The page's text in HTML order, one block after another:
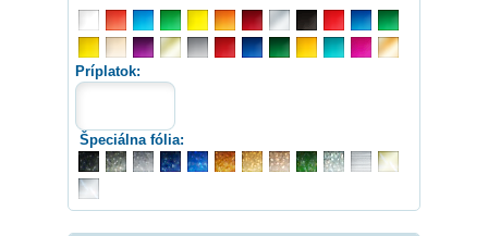
Príplatok:
Špeciálna fólia: